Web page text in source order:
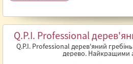
Q.P.I. Professional
Q.P.I. Professional дерев'яний
дерево. Найкращими